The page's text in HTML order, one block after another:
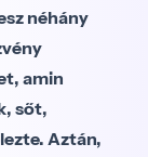
néhány
amin
sőt,
Aztán,